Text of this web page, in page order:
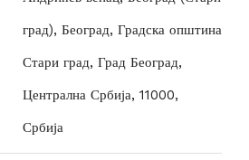
град), Београд, Градска општина
Стари град, Град Београд,
Централна Србија, 11000,
Србија